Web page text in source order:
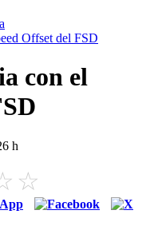
Offset del FSD
con el
h
☆